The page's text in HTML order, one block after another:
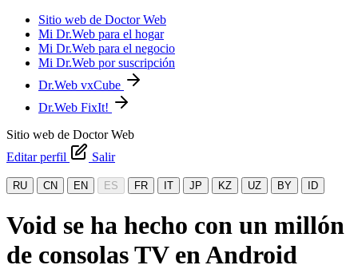
Sitio web de Doctor Web
Mi Dr.Web para el hogar
Mi Dr.Web para el negocio
Mi Dr.Web por suscripción
Dr.Web vxCube
Dr.Web FixIt!
Sitio web de Doctor Web
Editar perfil
Salir
RU CN EN ES FR IT JP KZ UZ BY ID
Void se ha hecho con un millón
de consolas TV en Android